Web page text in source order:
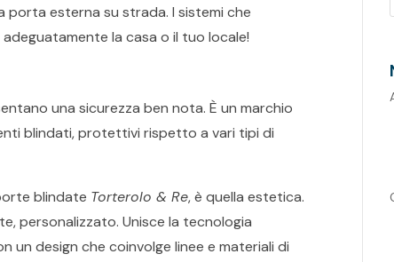
porta esterna su strada. I sistemi che
la casa o il tuo locale!
una sicurezza ben nota. È un marchio
blindati, protettivi rispetto a vari tipi di
blindate Torterolo & Re, è quella estetica.
personalizzato. Unisce la tecnologia
un design che coinvolge linee e materiali di